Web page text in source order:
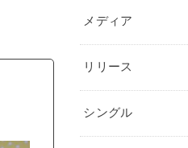
メディア
リリース
シングル